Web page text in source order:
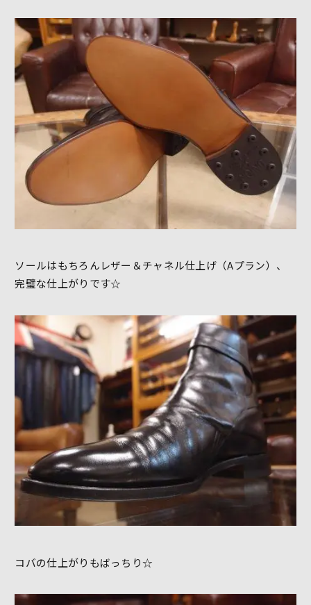
ソールはもちろんレザー＆チャネル仕上げ（Aプラン）、
完璧な仕上がりです☆
コバの仕上がりもばっちり☆